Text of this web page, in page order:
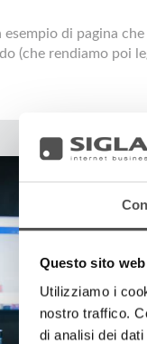
Questo sito
Utilizziamo i
nostro traffico.
di analisi dei
di pagina
(che rendiamo poi